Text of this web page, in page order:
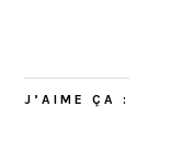
J’AIME ÇA :